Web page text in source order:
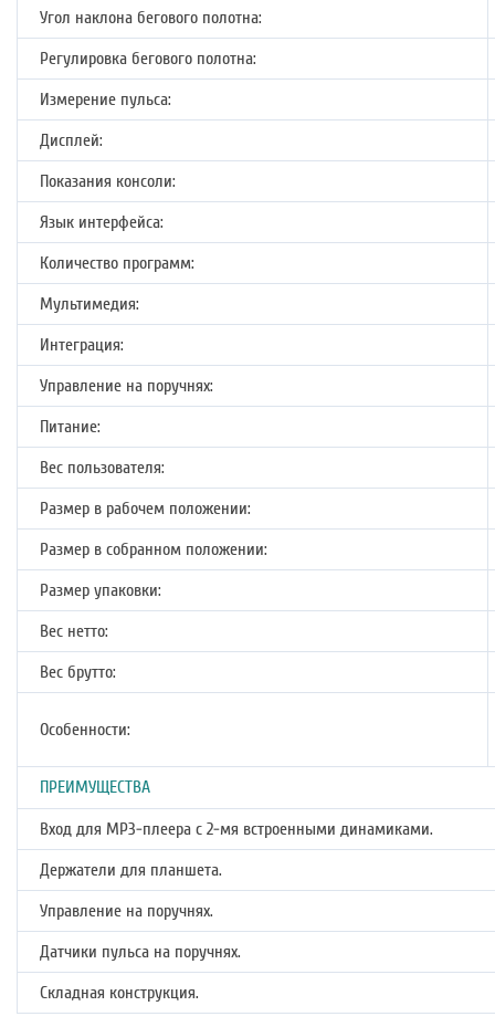
Угол наклона бегового полотна:
Регулировка бегового полотна:
Измерение пульса:
Дисплей:
Показания консоли:
Язык интерфейса:
Количество программ:
Мультимедия:
Интеграция:
Управление на поручнях:
Питание:
Вес пользователя:
Размер в рабочем положении:
Размер в собранном положении:
Размер упаковки:
Вес нетто:
Вес брутто:
Особенности:
ПРЕИМУЩЕСТВА
Вход для MP3-плеера с 2-мя встроенными динамиками.
Держатели для планшета.
Управление на поручнях.
Датчики пульса на поручнях.
Складная конструкция.